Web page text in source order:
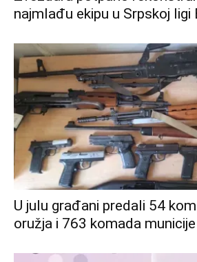
najmlađu ekipu u Srpskoj ligi
U julu građani predali 54
oružja i 763 komada municije